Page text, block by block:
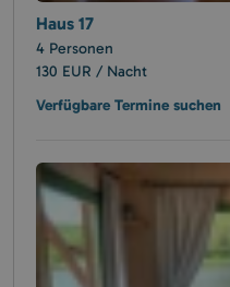
Haus 17
4 Personen
130 EUR / Nacht
Verfügbare Termine suchen